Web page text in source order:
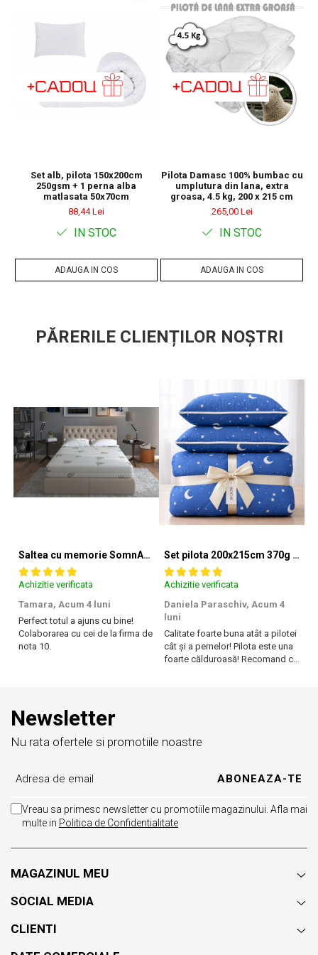
Eticheta Oeko-Tex
indica utilizatorilor finali interesati beneficiile
suplimentare ale sigurantei testate pentru imbracamintea
prietenoasa cu pielea si alte materiale textile. in acest fel, eticheta de
testare ofera un instrument important de luare a deciziilor atunci
cand achizitionati produse textile. increderea in textile – un sinonim
international pentru productia de textile responsabil – de la materia
prima la produsul finit pe rafturile magazinelor.
Set alb, pilota 150x200cm
250gsm + 1 perna alba
matlasata 50x70cm
88,44 Lei
IN STOC
ADAUGA IN COS
Pilota Damasc 100% bumbac cu
umplutura din lana, extra
groasa, 4.5 kg, 200 x 215 cm
265,00 Lei
IN STOC
ADAUGA IN COS
PĂRERILE CLIENȚILOR NOȘTRI
Saltea cu memorie SomnART XXL Memory Plus 160x190, înălțime 25cm, pentru persoane supraponderale, husă Aloe Vera detașabilă, rulată, fermitate mare
Achizitie verificata
Tamara, Acum 4 luni
Perfect totul a ajuns cu bine!
Colaborarea cu cei de la firma de
nota 10.
Set pilota 200x215cm 370g cu 2 perne 50x70,albastru- PLT36
Achizitie verificata
Daniela Paraschiv, Acum 4
luni
Calitate foarte buna atât a pilotei
cât și a pernelor! Pilota este una
foarte călduroasă! Recomand cu
Newsletter
Nu rata ofertele si promotiile noastre
Vreau sa primesc newsletter cu promotiile magazinului. Afla mai
multe in Politica de Confidentialitate
MAGAZINUL MEU
SOCIAL MEDIA
CLIENTI